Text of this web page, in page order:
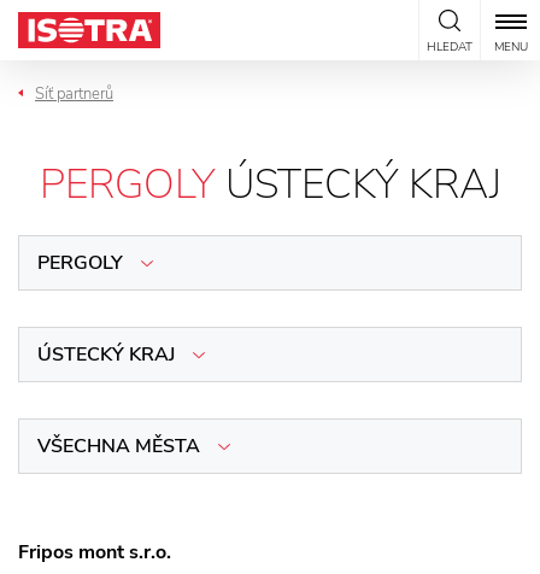
Přeskočit na obsah
HLEDAT MENU
Síť partnerů
PERGOLYÚSTECKÝ KRAJ
PERGOLY
ÚSTECKÝ KRAJ
VŠECHNA MĚSTA
Fripos mont s.r.o.